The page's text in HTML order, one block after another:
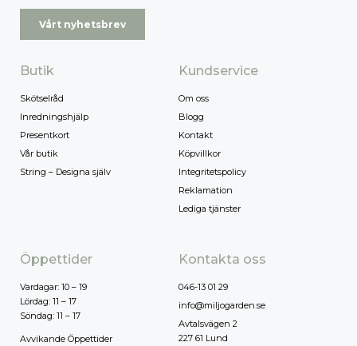
Vårt nyhetsbrev
Butik
Skötselråd
Inredningshjälp
Presentkort
Vår butik
String – Designa själv
Kundservice
Om oss
Blogg
Kontakt
Köpvillkor
Integritetspolicy
Reklamation
Lediga tjänster
Öppettider
Vardagar: 10 – 19
Lördag: 11 – 17
Söndag: 11 – 17
Avvikande Öppettider
Kontakta oss
046-13 01 29
info@miljogarden.se
Avtalsvägen 2
227 61 Lund